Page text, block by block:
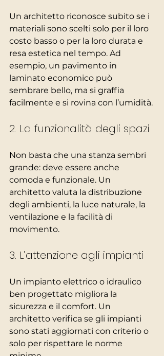
Un architetto riconosce subito se i
materiali sono scelti solo per il loro
costo basso o per la loro durata e
resa estetica nel tempo. Ad
esempio, un pavimento in
laminato economico può
sembrare bello, ma si graffia
facilmente e si rovina con l’umidità.
2. La funzionalità degli spazi
Non basta che una stanza sembri
grande: deve essere anche
comoda e funzionale. Un
architetto valuta la distribuzione
degli ambienti, la luce naturale, la
ventilazione e la facilità di
movimento.
3. L’attenzione agli impianti
Un impianto elettrico o idraulico
ben progettato migliora la
sicurezza e il comfort. Un
architetto verifica se gli impianti
sono stati aggiornati con criterio o
solo per rispettare le norme